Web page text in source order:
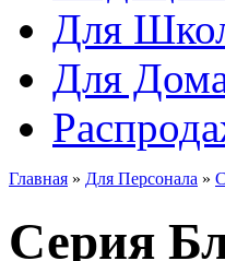
Для
Для
Главная » Для Персонала »
Серия